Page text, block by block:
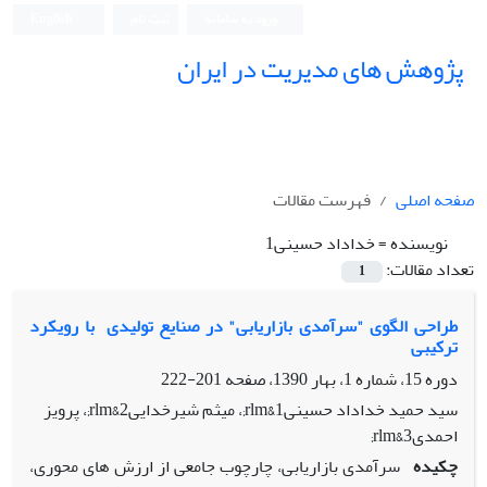
پژوهش های مدیریت در ایران
صفحه اصلی
فهرست مقالات
نویسنده =خداداد حسینی1
تعداد مقالات:
1
طراحی الگوی "سرآمدی بازاریابی" در صنایع تولیدی ‏ با رویکرد
ترکیبی
دوره 15، شماره 1، بهار 1390، صفحه
201-222
سید حمید خداداد حسینی1&rlm;، میثم شیرخدایی2&rlm;، پرویز
احمدی3&rlm;
چکیده سرآمدی بازاریابی، چارچوب جامعی از ارزش های محوری،